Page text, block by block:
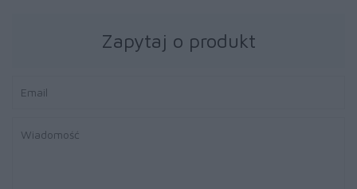
Zapytaj o produkt